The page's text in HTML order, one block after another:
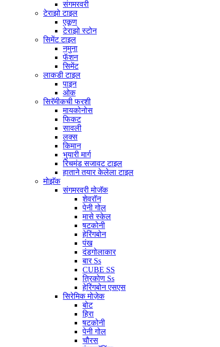
संगमरवरी
टेराझो टाइल
एकूण
टेराझो स्टोन
सिमेंट टाइल
नमुना
फॅशन
सिमेंट
लाकडी टाइल
पाइन
ओक
सिरॅमीकची फरशी
मायकोनोस
फिकट
सावली
लक्स
किमान
भुयारी मार्ग
रिचमंड सजावट टाइल
हाताने तयार केलेला टाइल
मोझॅक
संगमरवरी मोजॅक
शेवरॉन
पेनी गोल
मासे स्केल
षटकोनी
हेरिंगबोन
पंख
दंडगोलाकार
बार Ss
CUBE SS
त्रिकोण Ss
हेरिंगबोन एसएस
सिरेमिक मोज़ेक
बोट
हिरा
षटकोनी
पेनी गोल
चौरस